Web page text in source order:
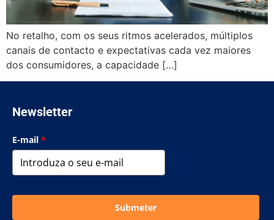
No retalho, com os seus ritmos acelerados, múltiplos
canais de contacto e expectativas cada vez maiores
dos consumidores, a capacidade […]
Newsletter
E-mail *
Submeter